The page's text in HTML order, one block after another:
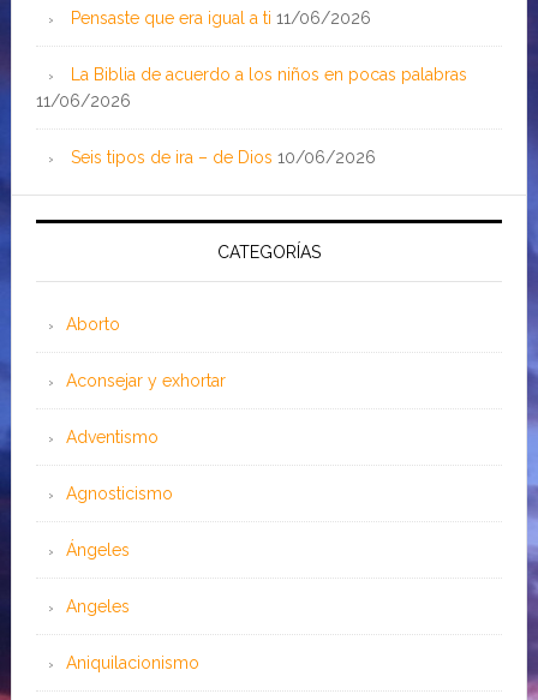
Pensaste que era igual a ti 11/06/2026
La Biblia de acuerdo a los niños en pocas palabras
11/06/2026
Seis tipos de ira – de Dios 10/06/2026
CATEGORÍAS
Aborto
Aconsejar y exhortar
Adventismo
Agnosticismo
Ángeles
Angeles
Aniquilacionismo